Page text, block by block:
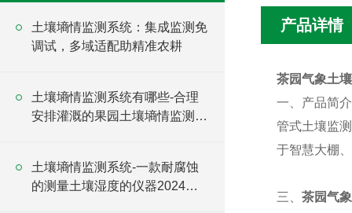
土壤墒情监测系统：集成监测免
调试，多域适配助精准农耕
土壤墒情监测系统有哪些-合理
安排灌溉的果园土壤墒情监测站
土壤墒情监测系统-一款耐腐蚀
的测量土壤湿度的仪器2024全
产品详情
茶园气象土
一、产品简介
管式土壤监
于智慧大棚
三、 茶园气